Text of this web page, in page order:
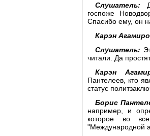
Слушатель:
госпоже
Спасибо ему, он
Карэн
Слушатель:
читали. Да
Карэн
Пантелеев, кто
статус
Борис
например, и
которое во
"Международной